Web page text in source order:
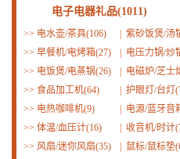
电子电器礼品(1011)
>> 电水壶/茶具(106)
紫砂饭煲/汤
>> 早餐机/电烤箱(27)
电压力锅/炒
>> 电饭煲/电蒸锅(26)
电磁炉/芝士
>> 食品加工机(64)
护眼灯/台灯
>> 电热咖啡机(9)
电源/蓝牙音
>> 体温/血压计(16)
收音机/时计
>> 风扇/迷你风扇(35)
鼠标/鼠标垫